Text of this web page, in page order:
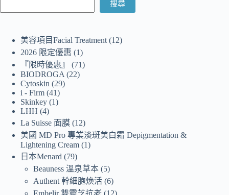
搜尋
美容項目Facial Treatment 12
2026 限定優惠
1
『限時優惠』
71
BIODROGA 22
Cytoskin 29
i - Firm 41
Skinkey 1
LHH 4
La Suisse 面膜 12
美國 MD Pro 專業淡斑美白霜 Depigmentation &
Lightening Cream 1
日本Menard 79
Beauness 溫泉草本 5
Authent 幹細胞煥活 6